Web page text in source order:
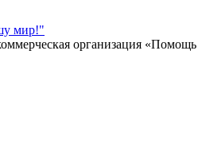
организация